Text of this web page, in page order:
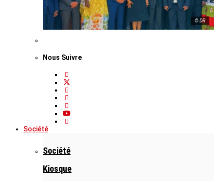
© DR
Nous Suivre
Société
Société
Kiosque